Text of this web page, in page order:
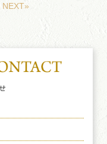
NEXT»